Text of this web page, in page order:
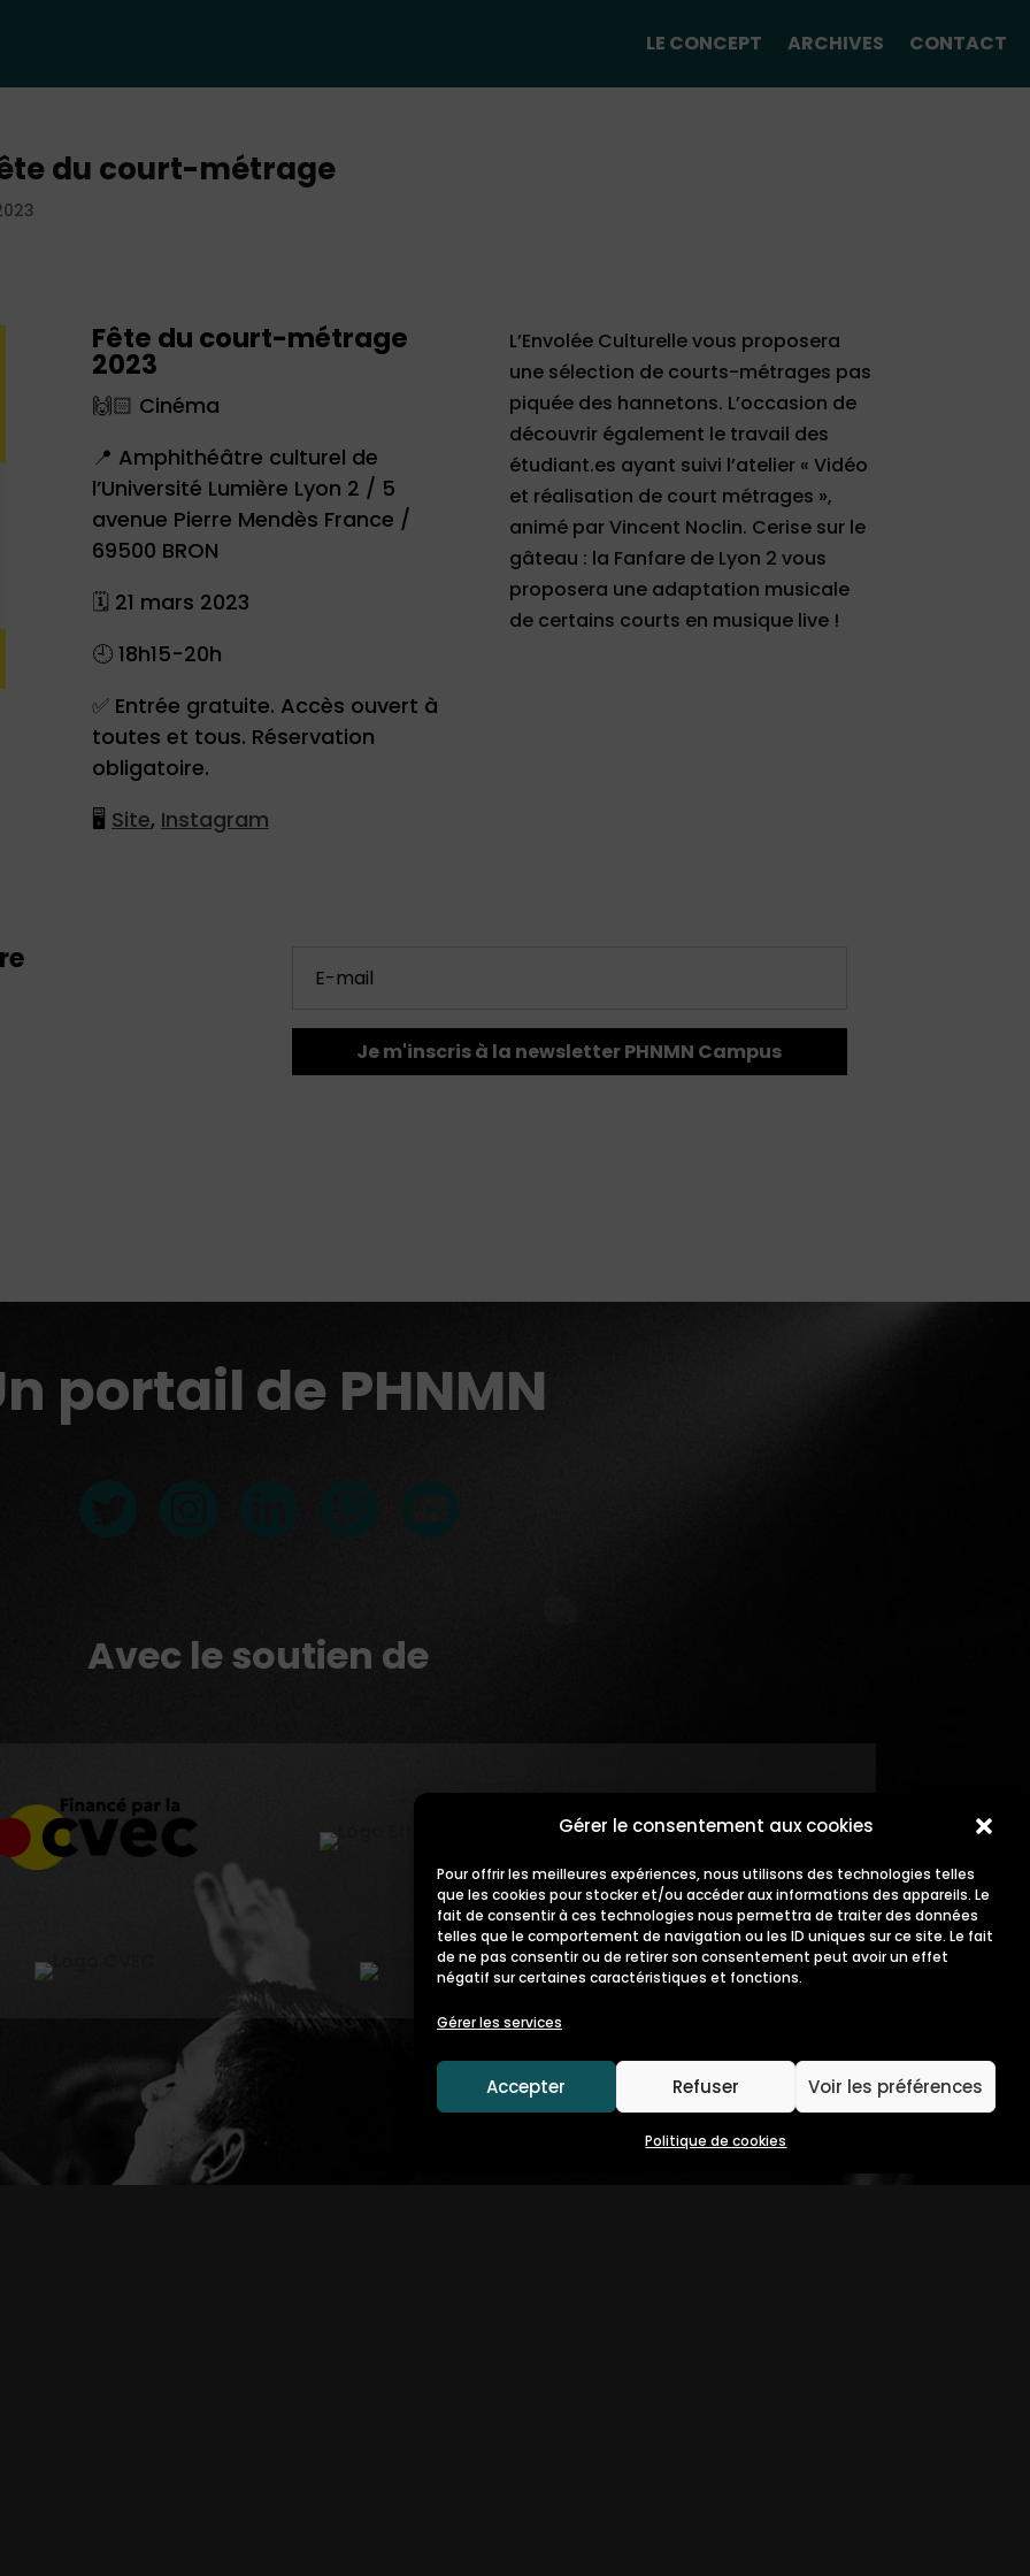
Gérer le consentement aux cookies
Pour offrir les meilleures expériences, nous utilisons des technologies telles
que les cookies pour stocker et/ou accéder aux informations des appareils. Le
fait de consentir à ces technologies nous permettra de traiter des données
telles que le comportement de navigation ou les ID uniques sur ce site. Le fait
de ne pas consentir ou de retirer son consentement peut avoir un effet
négatif sur certaines caractéristiques et fonctions.
Gérer les services
Accepter Refuser Voir les préférences
Politique de cookies
LE CONCEPT ARCHIVES CONTACT
du court-métrage
Fête du court-métrage
2023
🙌🏻 Cinéma
📍 Amphithéâtre culturel de
l’Université Lumière Lyon 2 / 5
avenue Pierre Mendès France /
69500 BRON
🗓 21 mars 2023
🕘 18h15-20h
✅ Entrée gratuite. Accès ouvert à
toutes et tous. Réservation
obligatoire.
🖥 Site, Instagram
L’Envolée Culturelle vous proposera
une sélection de courts-métrages pas
piquée des hannetons. L’occasion de
découvrir également le travail des
étudiant.es ayant suivi l’atelier « Vidéo
et réalisation de court métrages »,
animé par Vincent Noclin. Cerise sur le
gâteau : la Fanfare de Lyon 2 vous
proposera une adaptation musicale
de certains courts en musique live !
Je m'inscris à la newsletter PHNMN Campus
portail de PHNMN
Avec le soutien de